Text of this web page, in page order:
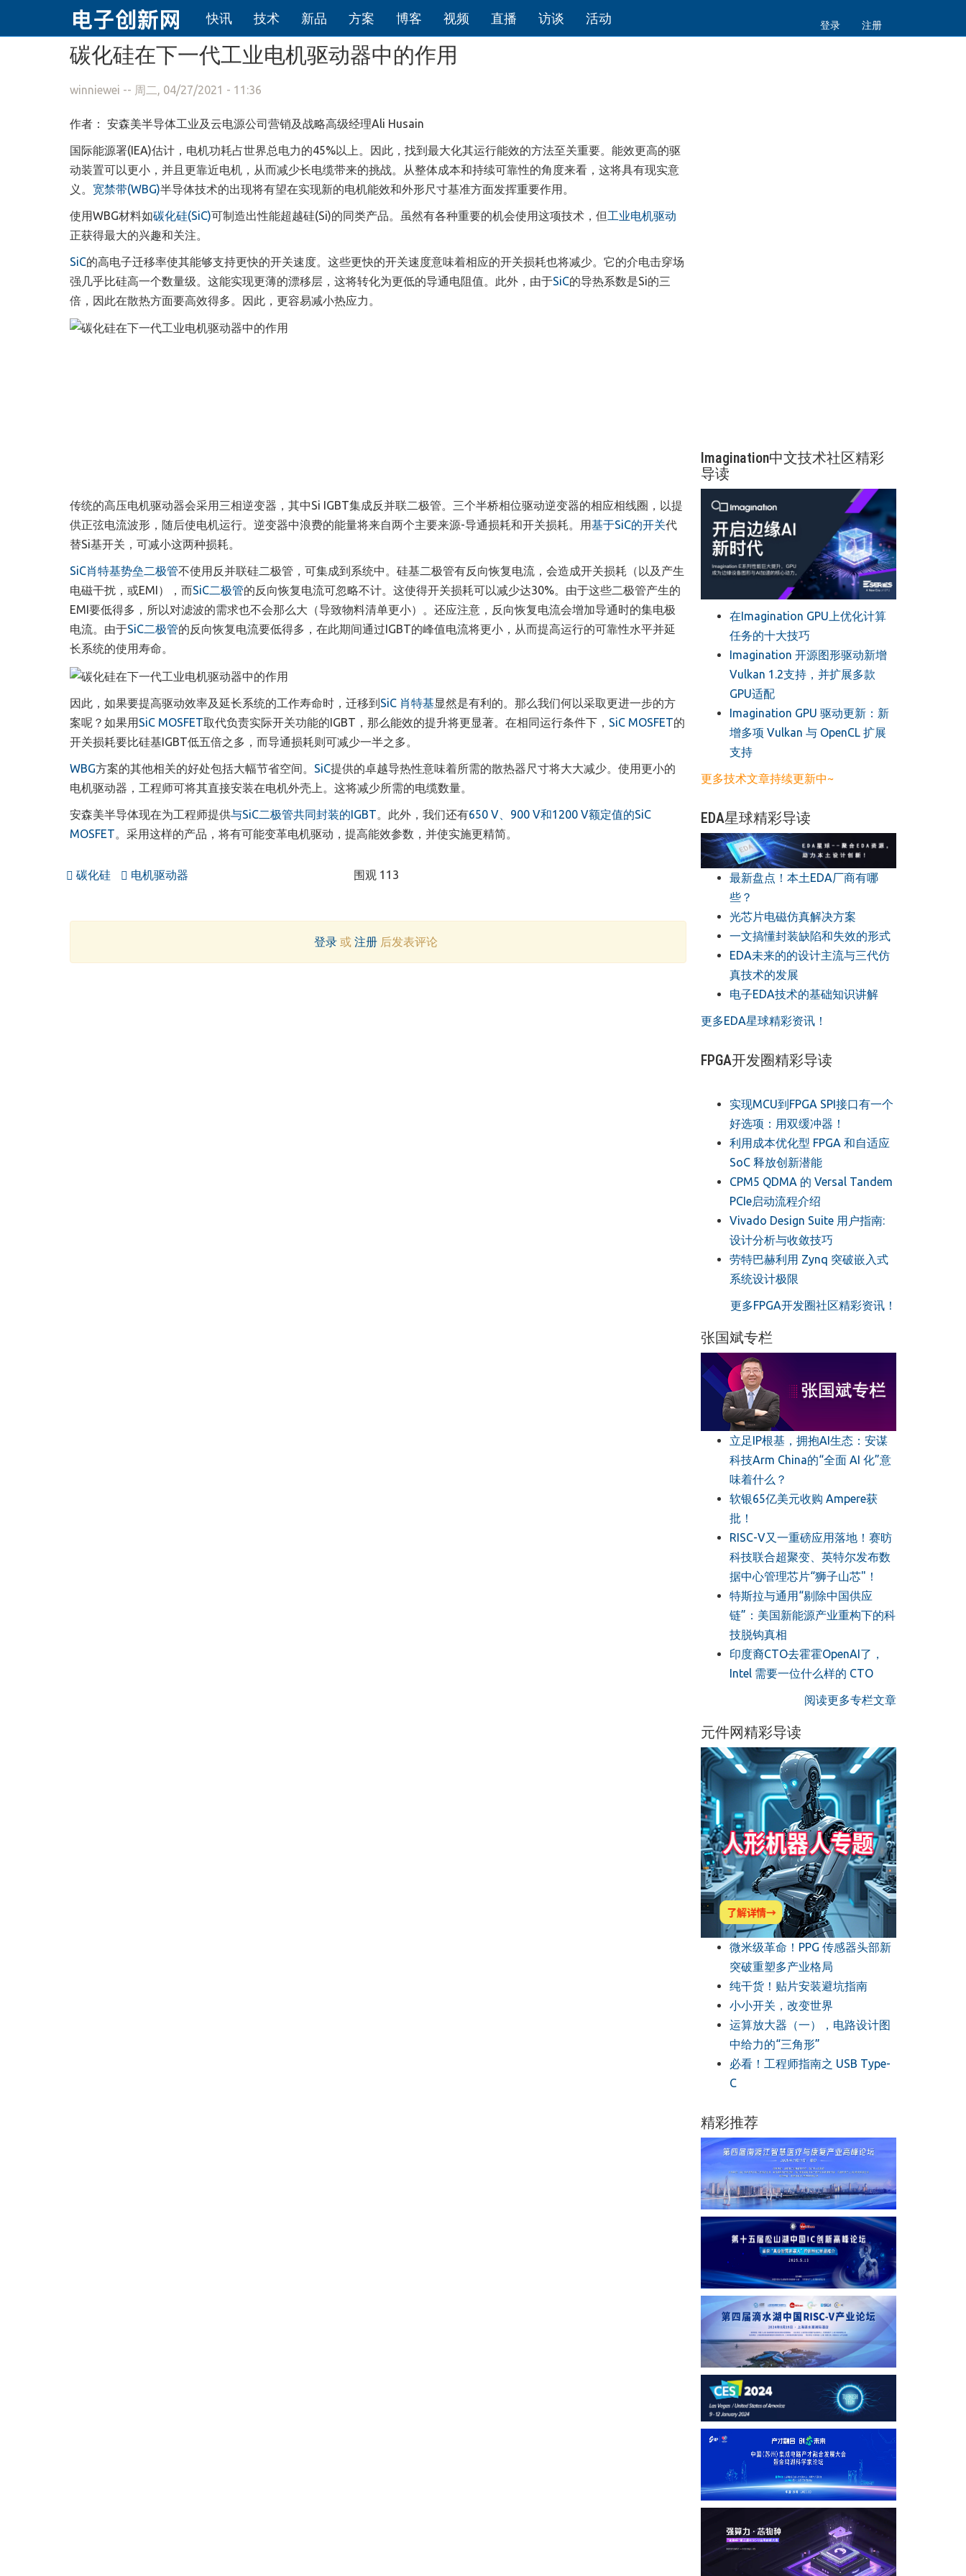
跳转到主要内容
快讯 技术 新品 方案 博客 视频 直播 访谈 活动 登录 注册
碳化硅在下一代工业电机驱动器中的作用
winniewei -- 周二, 04/27/2021 - 11:36
作者： 安森美半导体工业及云电源公司营销及战略高级经理Ali Husain
国际能源署(IEA)估计，电机功耗占世界总电力的45%以上。因此，找到最大化其运行能效的方法至关重要。能效更高的驱
动装置可以更小，并且更靠近电机，从而减少长电缆带来的挑战。从整体成本和持续可靠性的角度来看，这将具有现实意
义。 宽禁带(WBG)半导体技术的出现将有望在实现新的电机能效和外形尺寸基准方面发挥重要作用。
使用WBG材料如碳化硅(SiC)可制造出性能超越硅(Si)的同类产品。虽然有各种重要的机会使用这项技术，但工业电机驱动
正获得最大的兴趣和关注。
SiC的高电子迁移率使其能够支持更快的开关速度。这些更快的开关速度意味着相应的开关损耗也将减少。它的介电击穿场
强几乎比硅高一个数量级。这能实现更薄的漂移层，这将转化为更低的导通电阻值。此外，由于SiC的导热系数是Si的三
倍，因此在散热方面要高效得多。因此，更容易减小热应力。
传统的高压电机驱动器会采用三相逆变器，其中Si IGBT集成反并联二极管。三个半桥相位驱动逆变器的相应相线圈，以提
供正弦电流波形，随后使电机运行。逆变器中浪费的能量将来自两个主要来源-导通损耗和开关损耗。用基于SiC的开关代
替Si基开关，可减小这两种损耗。
SiC肖特基势垒二极管不使用反并联硅二极管，可集成到系统中。硅基二极管有反向恢复电流，会造成开关损耗（以及产生
电磁干扰，或EMI），而SiC二极管的反向恢复电流可忽略不计。这使得开关损耗可以减少达30%。由于这些二极管产生的
EMI要低得多，所以对滤波的需求也不会那么大（导致物料清单更小）。还应注意，反向恢复电流会增加导通时的集电极
电流。由于SiC二极管的反向恢复电流要低得多，在此期间通过IGBT的峰值电流将更小 ， 从而提高运行的可靠性水平并延
长系统的使用寿命。
因此，如果要提高驱动效率及延长系统的工作寿命时，迁移到SiC 肖特基显然是有利的。那么我们何以采取更进一步的方
案呢？如果用SiC MOSFET取代负责实际开关功能的IGBT，那么能效的提升将更显著。在相同运行条件下， SiC MOSFET的
开关损耗要比硅基IGBT低五倍之多，而导通损耗则可减少一半之多。
WBG方案的其他相关的好处包括大幅节省空间。 SiC提供的卓越导热性意味着所需的散热器尺寸将大大减少。使用更小的
电机驱动器，工程师可将其直接安装在电机外壳上。这将减少所需的电缆数量。
安森美半导体现在为工程师提供与SiC二极管共同封装的IGBT。此外， 我们还有650 V、900 V和1200 V额定值的SiC
MOSFET。采用这样的产品，将有可能变革电机驱动 ， 提高能效参数，并使实施更精简。
碳化硅 电机驱动器 围观 113
登录 或注册 后发表评论
Imagination中文技术社区精彩
导读
在Imagination GPU上优化计算
任务的十大技巧
​Imagination 开源图形驱动新增
Vulkan 1.2支持，并扩展多款
GPU适配
​Imagination GPU 驱动更新：新
增多项 Vulkan 与 OpenCL 扩展
支持
更多技术文章持续更新中~
EDA星球精彩导读
最新盘点！本土EDA厂商有哪
些？
光芯片电磁仿真解决方案
一文搞懂封装缺陷和失效的形式
EDA未来的的设计主流与三代仿
真技术的发展
电子EDA技术的基础知识讲解
更多EDA星球精彩资讯！
FPGA开发圈精彩导读
实现MCU到FPGA SPI接口有一个
好选项：用双缓冲器！
利用成本优化型 FPGA 和自适应
SoC 释放创新潜能
CPM5 QDMA 的 Versal Tandem
PCIe启动流程介绍
Vivado Design Suite 用户指南:
设计分析与收敛技巧
劳特巴赫利用 Zynq 突破嵌入式
系统设计极限
更多FPGA开发圈社区精彩资讯！
张国斌专栏
立足IP根基，拥抱AI生态：安谋
科技Arm China的“全面 AI 化”意
味着什么？
软银65亿美元收购 Ampere获
批！
RISC-V又一重磅应用落地！赛昉
科技联合超聚变、英特尔发布数
据中心管理芯片“狮子山芯"！
特斯拉与通用“剔除中国供应
链”：美国新能源产业重构下的科
技脱钩真相
印度裔CTO去霍霍OpenAI了，
Intel 需要一位什么样的 CTO
阅读更多专栏文章
元件网精彩导读
微米级革命！PPG 传感器头部新
突破重塑多产业格局
纯干货！贴片安装避坑指南
小小开关，改变世界
运算放大器（一），电路设计图
中给力的“三角形”
必看！工程师指南之 USB Type-
C
精彩推荐